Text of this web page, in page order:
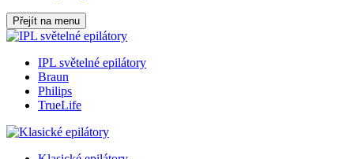
Přejít na menu
IPL světelné epilátory
Braun
Philips
TrueLife